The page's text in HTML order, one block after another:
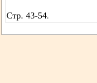
Стр. 43-54.